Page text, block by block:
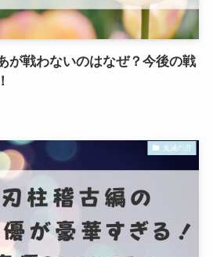
が戦わないのはなぜ？今後の戦
鬼滅の刃